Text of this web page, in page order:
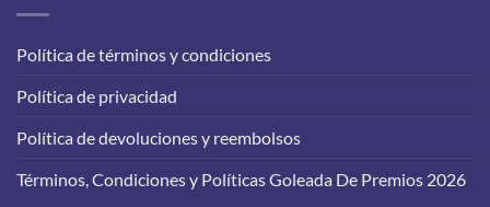
lo
Política de términos y condiciones
Política de privacidad
Política de devoluciones y reembolsos
Términos, Condiciones y Políticas Goleada De Premios 2026